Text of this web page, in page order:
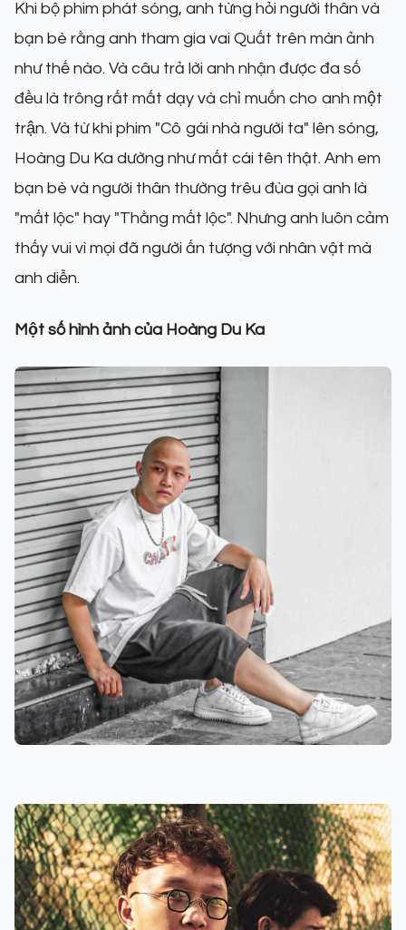
Khi bộ phim phát sóng, anh từng hỏi người thân và
bạn bè rằng anh tham gia vai Quất trên màn ảnh
như thế nào. Và câu trả lời anh nhận được đa số
đều là trông rất mất dạy và chỉ muốn cho anh một
trận. Và từ khi phim "Cô gái nhà người ta" lên sóng,
Hoàng Du Ka dường như mất cái tên thật. Anh em
bạn bè và người thân thường trêu đùa gọi anh là
"mất lộc" hay "Thằng mất lộc". Nhưng anh luôn cảm
thấy vui vì mọi đã người ấn tượng với nhân vật mà
anh diễn.
Một số hình ảnh của Hoàng Du Ka